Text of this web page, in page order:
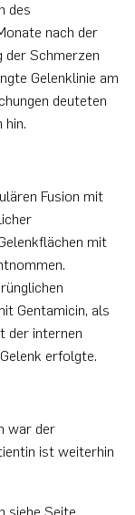
des
nach der
der Schmerzen
Gelenklinie am
deuteten
hin.
Fusion mit
mit
Gentamicin, als
der internen
erfolgte.
war der
ist weiterhin